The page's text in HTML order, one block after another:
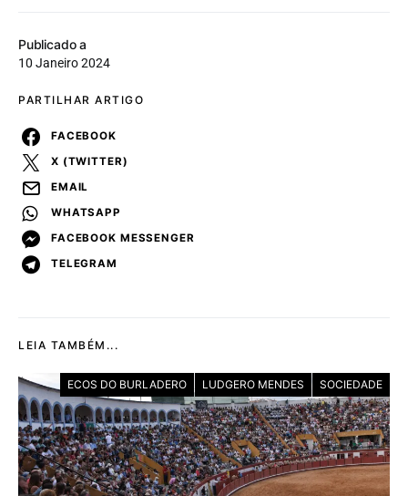
Publicado a
10 Janeiro 2024
PARTILHAR ARTIGO
FACEBOOK
X (TWITTER)
EMAIL
WHATSAPP
FACEBOOK MESSENGER
TELEGRAM
LEIA TAMBÉM...
ECOS DO BURLADERO LUDGERO MENDES SOCIEDADE